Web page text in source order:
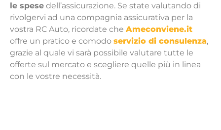
le spese dell’assicurazione. Se state valutando di
rivolgervi ad una compagnia assicurativa per la
vostra RC Auto, ricordate che Ameconviene.it
offre un pratico e comodo servizio di consulenza,
grazie al quale vi sarà possibile valutare tutte le
offerte sul mercato e scegliere quelle più in linea
con le vostre necessità.